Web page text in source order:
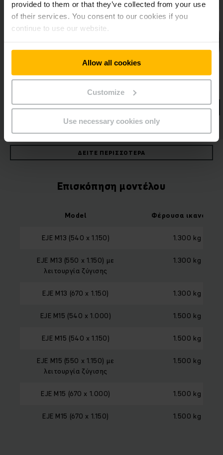
provided to them or that they’ve collected from your use
of their services. You consent to our cookies if you
continue to use our website.
Allow all cookies
Customize
Use necessary cookies only
ΔΕΊΤΕ ΠΕΡΙΣΣΌΤΕΡΑ
Επισκόπηση μοντέλου
Model Φέρουσα ικανότητα
EJE M13 (540 x 1.150) 1.300 kg
EJE M13 (550 x 1.150) με
λειτουργία ζύγισης
1.300 kg
EJE M13 (670 x 1.150) 1.300 kg
EJE M15 (540 x 1.000) 1.500 kg
EJE M15 (540 x 1.150) 1.500 kg
EJE M15 (550 x 1.150) με
λειτουργία ζύγισης
1.500 kg
EJE M15 (670 x 1.000) 1.500 kg
EJE M15 (670 x 1.150) 1.500 kg